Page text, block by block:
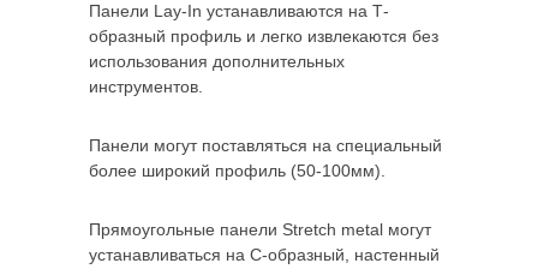
Панели Lay-In устанавливаются на Т-
образный профиль и легко извлекаются без
использования дополнительных
инструментов.
Панели могут поставляться на специальный
более широкий профиль (50-100мм).
Прямоугольные панели Stretch metal могут
устанавливаться на С-образный, настенный